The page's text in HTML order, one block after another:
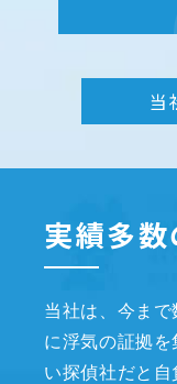
当
実績多
当社は、今ま
に浮気の証拠
い探偵社だと自